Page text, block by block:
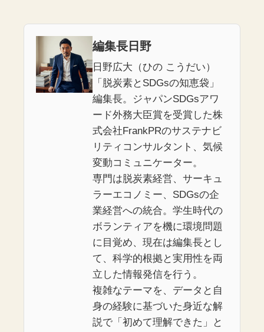
編集長日野
日野広大（ひの こうだい）
「脱炭素とSDGsの知恵袋」
編集長。ジャパンSDGsアワ
ード外務大臣賞を受賞した株
式会社FrankPRのサステナビ
リティコンサルタント、気候
変動コミュニケーター。
専門は脱炭素経営、サーキュ
ラーエコノミー、SDGsの企
業経営への統合。学生時代の
ボランティアを機に環境問題
に目覚め、現在は編集長とし
て、科学的根拠と実用性を両
立した情報発信を行う。
複雑なテーマを、データと自
身の経験に基づいた身近な解
説で「初めて理解できた」と